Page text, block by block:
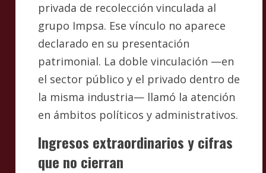
privada de recolección vinculada al
grupo Impsa. Ese vínculo no aparece
declarado en su presentación
patrimonial. La doble vinculación —en
el sector público y el privado dentro de
la misma industria— llamó la atención
en ámbitos políticos y administrativos.
Ingresos extraordinarios y cifras
que no cierran